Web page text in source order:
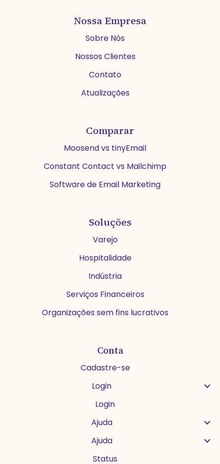
Nossa Empresa
Sobre Nós
Nossos Clientes
Contato
Atualizações
Comparar
Moosend vs tinyEmail
Constant Contact vs Mailchimp
Software de Email Marketing
Soluções
Varejo
Hospitalidade
Indústria
Serviços Financeiros
Organizações sem fins lucrativos
Conta
Cadastre-se
Login
Login
Ajuda
Ajuda
Status